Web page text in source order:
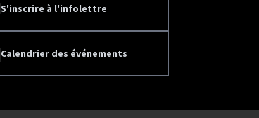
S'inscrire à l'infolettre
Calendrier des événements